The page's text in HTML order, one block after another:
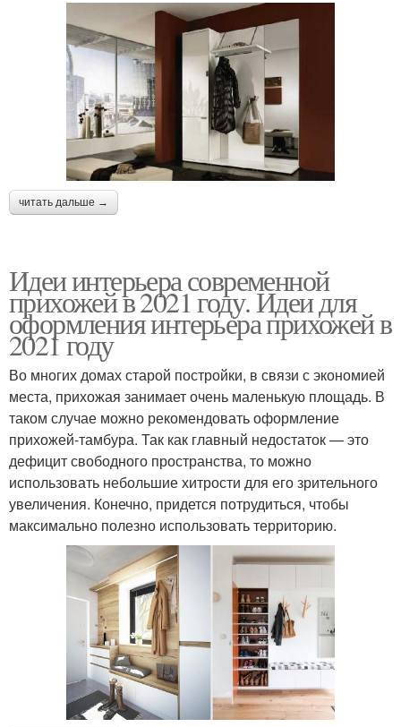
читать дальше →
Идеи интерьера современной
прихожей в 2021 году. Идеи для
оформления интерьера прихожей в
2021 году
Во многих домах старой постройки, в связи с экономией
места, прихожая занимает очень маленькую площадь. В
таком случае можно рекомендовать оформление
прихожей-тамбура. Так как главный недостаток — это
дефицит свободного пространства, то можно
использовать небольшие хитрости для его зрительного
увеличения. Конечно, придется потрудиться, чтобы
максимально полезно использовать территорию.